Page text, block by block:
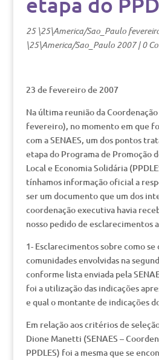
25 \25\America/Sao_Paulo
\25\America/Sao_Paulo 2007|0
23 de fevereiro de 2007
Na última reunião da
fevereiro), no momento em que
com a SENAES, um dos pontos
etapa do Programa de Promoção
Local e Economia Solidária
tínhamos informação oficial a
ser um documento que um dos
coordenação executiva havia
nosso pedido de esclarecimentos
1- Esclarecimentos sobre como se
comunidades envolvidas na
conforme lista enviada pela
foi a utilização das indicações
e qual o montante de indicações
Em relação aos critérios de
Dione Manetti (SENAES –
PPDLES) foi a mesma que se